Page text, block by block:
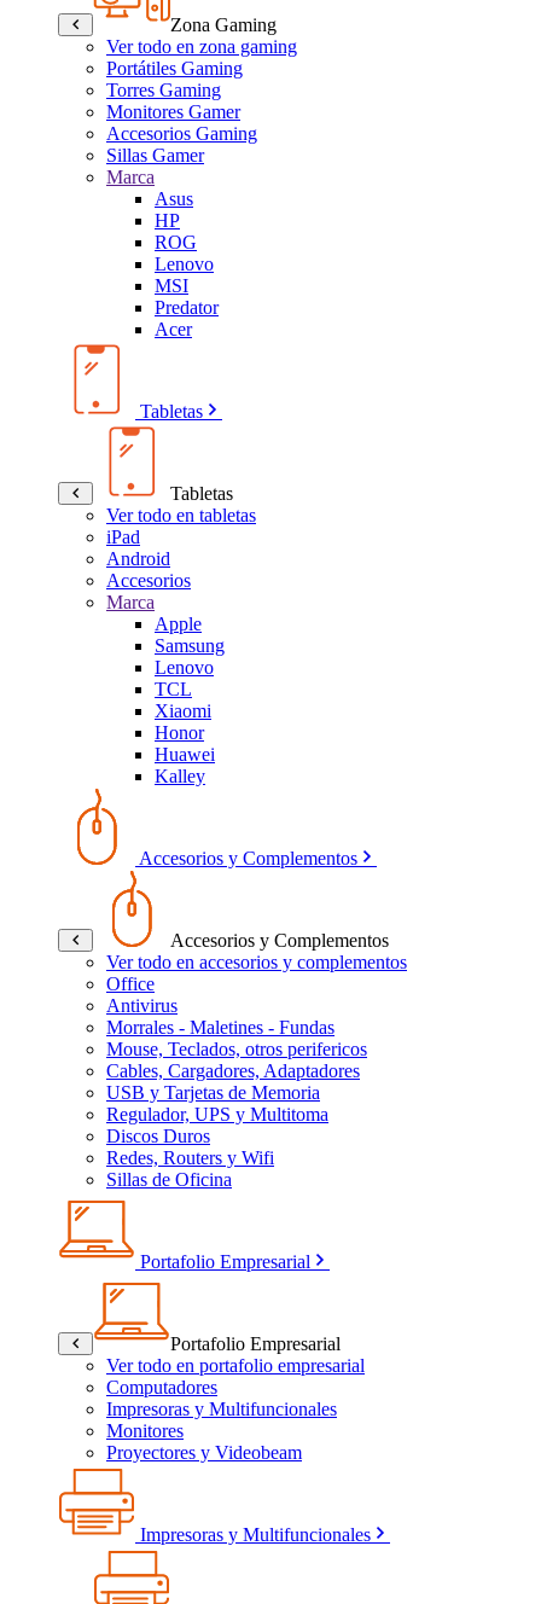
Zona Gaming
Ver todo en zona gaming
Portátiles Gaming
Torres Gaming
Monitores Gamer
Accesorios Gaming
Sillas Gamer
Marca
Asus
HP
ROG
Lenovo
MSI
Predator
Acer
Tabletas
Tabletas
Ver todo en tabletas
iPad
Android
Accesorios
Marca
Apple
Samsung
Lenovo
TCL
Xiaomi
Honor
Huawei
Kalley
Accesorios y Complementos
Accesorios y Complementos
Ver todo en accesorios y complementos
Office
Antivirus
Morrales - Maletines - Fundas
Mouse, Teclados, otros perifericos
Cables, Cargadores, Adaptadores
USB y Tarjetas de Memoria
Regulador, UPS y Multitoma
Discos Duros
Redes, Routers y Wifi
Sillas de Oficina
Portafolio Empresarial
Portafolio Empresarial
Ver todo en portafolio empresarial
Computadores
Impresoras y Multifuncionales
Monitores
Proyectores y Videobeam
Impresoras y Multifuncionales